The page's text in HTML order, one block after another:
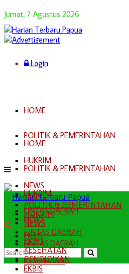
Jumat, 7 Agustus 2026
Login
HOME
POLITIK & PEMERINTAHAN
HUKRIM
NEWS
LINTAS DAERAH
EKBIS
KESEHATAN
HOME
POLITIK & PEMERINTAHAN
HUKRIM
NEWS
LINTAS DAERAH
EKBIS
HOME
POLITIK & PEMERINTAHAN
HUKRIM
NEWS
LINTAS DAERAH
EKBIS
KESEHATAN
PENDIDIKAN